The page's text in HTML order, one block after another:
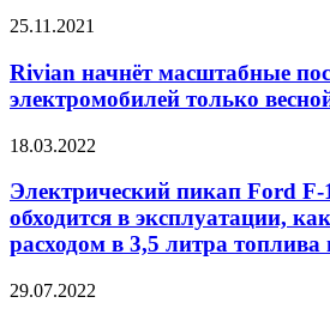
торможений
электромобилей
и
повысила
реакцию
Rivian
масштабные
поставки
электромобилей
весной
года
25.11.2021
Rivian начнёт масштабные
электромобилей только
Электрический
Ford
F-
150
Lightning
в
18.03.2022
Электрический пикап Ford
обходится в эксплуатации,
расходом в 3,5 литра
Проект
29.07.2022